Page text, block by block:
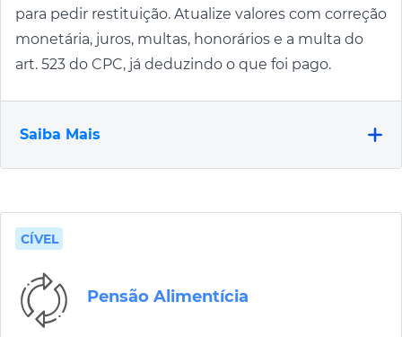
para pedir restituição. Atualize valores com correção
monetária, juros, multas, honorários e a multa do
art. 523 do CPC, já deduzindo o que foi pago.
Saiba Mais
CÍVEL
Pensão Alimentícia